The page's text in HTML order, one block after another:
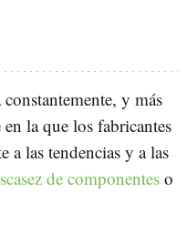
y más
la que los fabricantes
a las tendencias y a las
de componentes o